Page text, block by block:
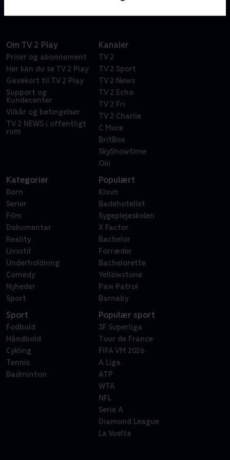
Om TV 2 Play
Priser og abonnement
Her kan du se TV 2 Play
Gavekort til TV 2 Play
Support og
Kundecenter
Vilkår og betingelser
TV 2 NEWS i offentligt
rum
Kanaler
TV 2
TV 2 Sport
TV 2 News
TV 2 Echo
TV 2 Fri
TV 2 Charlie
C More
BritBox
SkyShowtime
Oiii
Kategorier
Børn
Serier
Film
Dokumentar
Reality
Livsstil
Underholdning
Comedy
Nyheder
Sport
Populært
Klovn
Badehotellet
Sygeplejeskolen
X Factor
Bachelor
Forræder
Bachelorette
Yellowstone
Paw Patrol
Barnaby
Sport
Fodbold
Håndbold
Cykling
Tennis
Badminton
Populær sport
3F Superliga
Tour de France
FIFA VM 2026
A Liga
ATP
WTA
NFL
Serie A
Diamond League
La Vuelta